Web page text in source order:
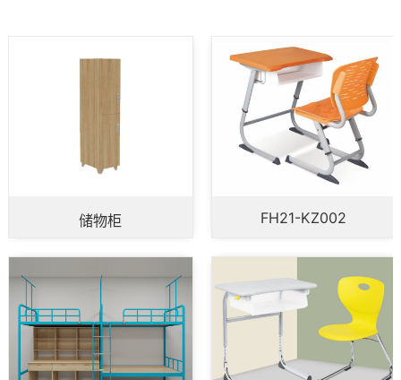
FH21-KZ002 FH21-KZ005